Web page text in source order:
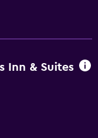
Inn & Suites